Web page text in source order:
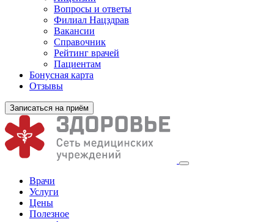
Вопросы и ответы
Филиал Нацздрав
Вакансии
Справочник
Рейтинг врачей
Пациентам
Бонусная карта
Отзывы
Записаться на приём
Врачи
Услуги
Цены
Полезное